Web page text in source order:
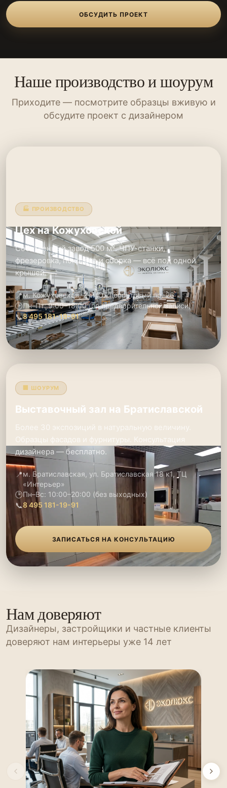
ОБСУДИТЬ ПРОЕКТ
Наше производство и шоурум
Приходите — посмотрите образцы вживую и
обсудите проект с дизайнером
🏭 ПРОИЗВОДСТВО
Цех на Кожуховской
Собственный завод 500 м². ЧПУ-станки,
фрезеровка, покраска и сборка — всё под одной
крышей.
📍м. Кожуховская, 2-й Южнопортовый пр. 26
🕑Пн–Пт: 9:00–18:00 (по предварительной записи)
📞8 495 181-19-91
🏢 ШОУРУМ
Выставочный зал на Братиславской
Более 30 экспозиций в натуральную величину.
Образцы фасадов и фурнитуры. Консультация
дизайнера — бесплатно.
📍м. Братиславская, ул. Братиславская 18 к1, ТЦ
«Интерьер»
🕑Пн–Вс: 10:00–20:00 (без выходных)
📞8 495 181-19-91
ЗАПИСАТЬСЯ НА КОНСУЛЬТАЦИЮ
Нам доверяют
Дизайнеры, застройщики и частные клиенты
доверяют нам интерьеры уже 14 лет